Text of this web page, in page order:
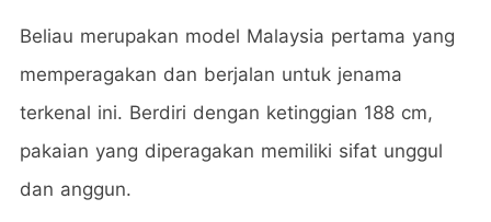
Beliau merupakan model Malaysia pertama yang
memperagakan dan berjalan untuk jenama
terkenal ini. Berdiri dengan ketinggian 188 cm,
pakaian yang diperagakan memiliki sifat unggul
dan anggun.